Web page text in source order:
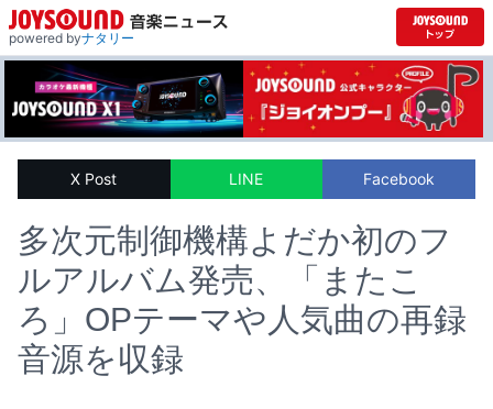
powered byナタリー
X Post LINE Facebook
多次元制御機構よだか初のフ
ルアルバム発売、「またこ
ろ」OPテーマや人気曲の再録
音源を収録